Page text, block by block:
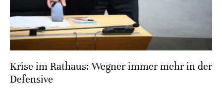
Krise im Rathaus: Wegner immer mehr in der
Defensive